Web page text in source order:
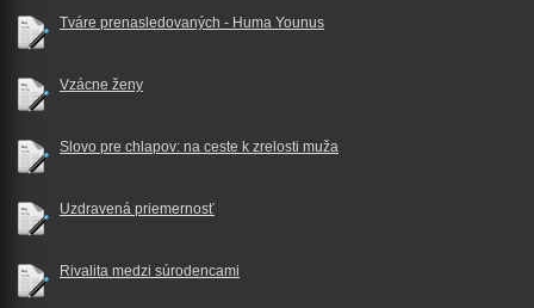
Tváre prenasledovaných - Huma Younus
Vzácne ženy
Slovo pre chlapov: na ceste k zrelosti muža
Uzdravená priemernosť
Rivalita medzi súrodencami